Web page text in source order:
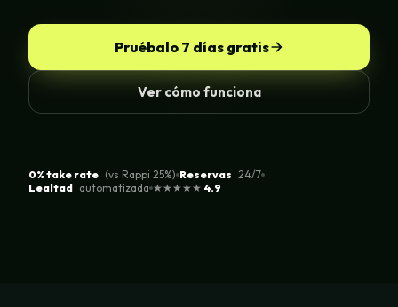
Pruébalo 7 días gratis
Ver cómo funciona
0% take rate (vs Rappi 25%) Reservas 24/7
Lealtad automatizada ★★★★★ 4.9